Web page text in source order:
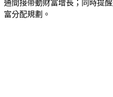
通間接帶動財富增長；同時提
富分配規劃。